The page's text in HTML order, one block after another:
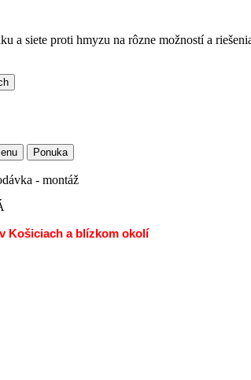
a siete proti hmyzu na rôzne možností a
Ponuka
- montáž
Košiciach a blízkom okolí